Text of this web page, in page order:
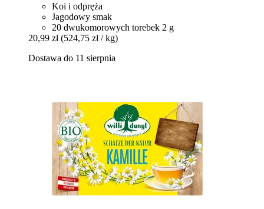
Koi i odpręża
Jagodowy smak
20 dwukomorowych torebek 2 g
20,99 zł (524,75 zł / kg)
Dostawa do 11 sierpnia